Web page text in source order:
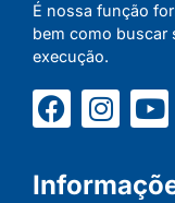
É nossa função
bem como buscar
execução.